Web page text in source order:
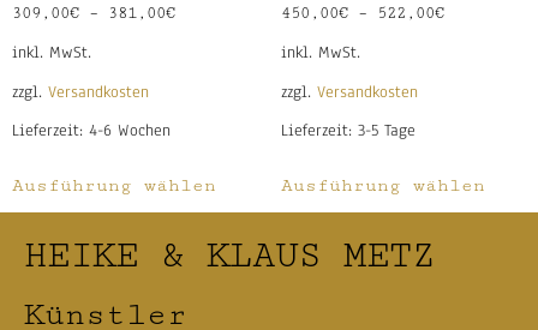
309,00€ – 381,00€
inkl. MwSt.
zzgl. Versandkosten
Lieferzeit: 4-6 Wochen
Ausführung wählen
450,00€ – 522,00€
inkl. MwSt.
zzgl. Versandkosten
Lieferzeit: 3-5 Tage
Ausführung wählen
HEIKE & KLAUS METZ
Künstler